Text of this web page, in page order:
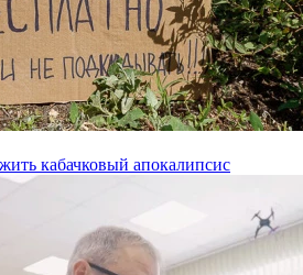
кабачковый апокалипсис